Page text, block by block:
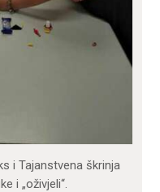
i Tajanstvena škrinja
i „oživjeli“.